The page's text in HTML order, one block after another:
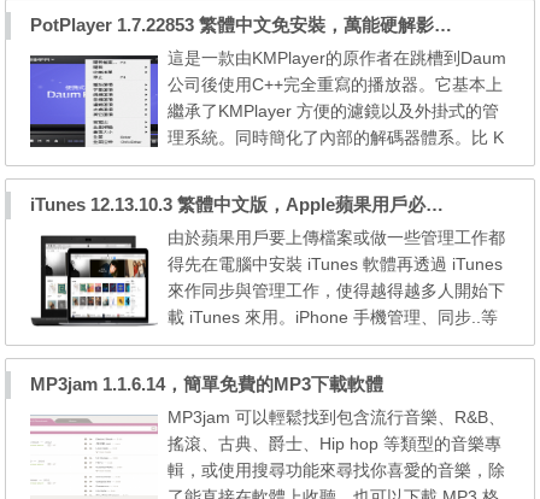
JPEG、PNG．．．等圖片檔，甚至是以BI
N、ISO、IMG、NRG製成的音樂格式光碟影
檔，KMPlayer它都可以支援開啟播放。 甚至
還包含了擷取影片畫面以及聲音擷取的功能，
讓我們不再需要安裝其他的安裝才能將聲音或
影片畫...
PotPlayer 1.7.22853 繁體中文免安裝，萬能硬解影音播放器
這是一款由KMPlayer的原作者在跳槽到Daum
公司後使用C++完全重寫的播放器。它基本上
繼承了KMPlayer 方便的濾鏡以及外掛式的管
理系統。同時簡化了內部的解碼器體系。比 K
MPLAYER還節省資源的影音播放器! PotPlaye
ayer 開發團隊之後，替韓國 Daum 公司所開
發的一套 All-in-One 多媒體播放程式，內建
「在線點播」與「聊天室」功能，並且支援多
線程與硬體解碼 (DXVA ...
iTunes 12.13.10.3 繁體中文版，Apple蘋果用戶必備軟體
由於蘋果用戶要上傳檔案或做一些管理工作都
得先在電腦中安裝 iTunes 軟體再透過 iTunes
來作同步與管理工作，使得越得越多人開始下
載 iTunes 來用。iPhone 手機管理、同步..等
功能， iTunes 是一個相當好用的音樂播放、
電子書訂購管理、網路廣播收聽.. 多合一的強
大工具，我們可以在 iTunes 上面免費收聽全
世界各國的網路廣播，也可以付費購買歌曲、
看電影….，很多 ...
MP3jam 1.1.6.14，簡單免費的MP3下載軟體
MP3jam 可以輕鬆找到包含流行音樂、R&B、
搖滾、古典、爵士、Hip hop 等類型的音樂專
輯，或使用搜尋功能來尋找你喜愛的音樂，除